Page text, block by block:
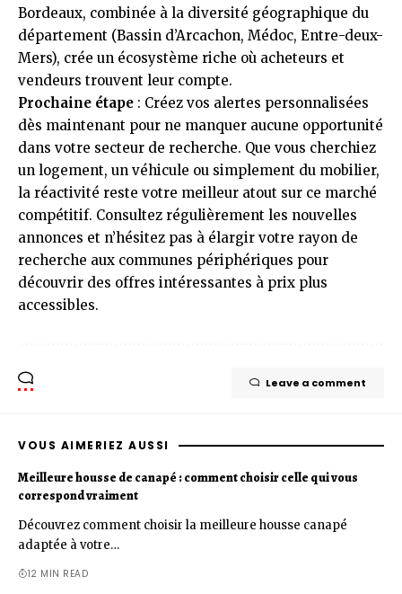
Bordeaux, combinée à la diversité géographique du
département (Bassin d’Arcachon, Médoc, Entre-deux-
Mers), crée un écosystème riche où acheteurs et
vendeurs trouvent leur compte.
Prochaine étape : Créez vos alertes personnalisées
dès maintenant pour ne manquer aucune opportunité
dans votre secteur de recherche. Que vous cherchiez
un logement, un véhicule ou simplement du mobilier,
la réactivité reste votre meilleur atout sur ce marché
compétitif. Consultez régulièrement les nouvelles
annonces et n’hésitez pas à élargir votre rayon de
recherche aux communes périphériques pour
découvrir des offres intéressantes à prix plus
accessibles.
Leave a comment
VOUS AIMERIEZ AUSSI
Meilleure housse de canapé : comment choisir celle qui vous
correspond vraiment
Découvrez comment choisir la meilleure housse canapé
adaptée à votre…
12 MIN READ